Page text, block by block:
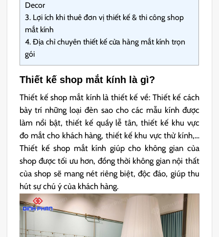
Decor
3. Lợi ích khi thuê đơn vị thiết kế & thi công shop
mắt kính
4. Địa chỉ chuyên thiết kế cửa hàng mắt kính trọn
gói
Thiết kế shop mắt kính là gì?
Thiết kế shop mắt kính là thiết kế về: Thiết kế cách
bày trí những loại đèn sao cho các mẫu kính được
làm nổi bật, thiết kế quầy lễ tân, thiết kế khu vực
đo mắt cho khách hàng, thiết kế khu vực thử kính,…
Thiết kế shop mắt kính giúp cho không gian của
shop được tối ưu hơn, đồng thời không gian nội thất
của shop sẽ mang nét riêng biệt, độc đáo, giúp thu
hút sự chú ý của khách hàng.